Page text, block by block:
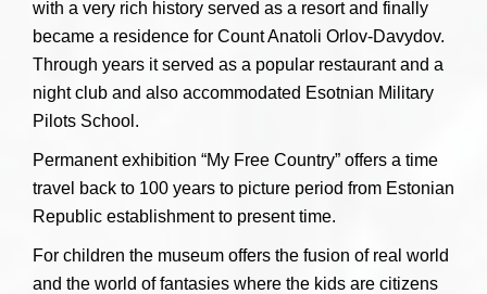
with a very rich history served as a resort and finally
became a residence for Count Anatoli Orlov-Davydov.
Through years it served as a popular restaurant and a
night club and also accommodated Esotnian Military
Pilots School.
Permanent exhibition “My Free Country” offers a time
travel back to 100 years to picture period from Estonian
Republic establishment to present time.
For children the museum offers the fusion of real world
and the world of fantasies where the kids are citizens